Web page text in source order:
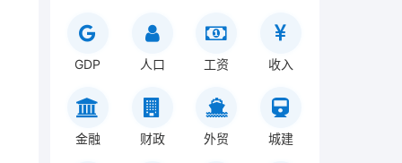
GDP 人口 工资 收入
金融 财政 外贸 城建